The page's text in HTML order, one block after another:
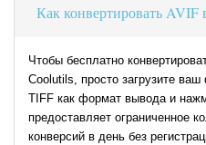
Как конвертировать AVIF
Чтобы бесплатно
Coolutils, просто загрузите
TIFF как формат вывода и
предоставляет ограниченное
конверсий в день без